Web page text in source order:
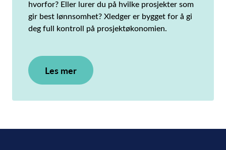
hvorfor? Eller lurer du på hvilke prosjekter som
gir best lønnsomhet? Xledger er bygget for å gi
deg full kontroll på prosjektøkonomien.
Les mer